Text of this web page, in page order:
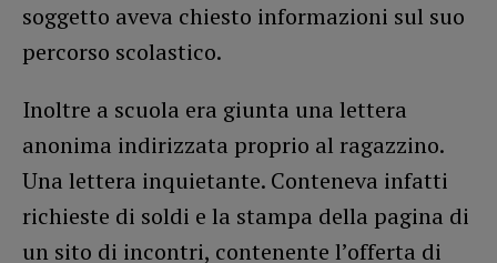
soggetto aveva chiesto informazioni sul suo
percorso scolastico.
Inoltre a scuola era giunta una lettera
anonima indirizzata proprio al ragazzino.
Una lettera inquietante. Conteneva infatti
richieste di soldi e la stampa della pagina di
un sito di incontri, contenente l’offerta di